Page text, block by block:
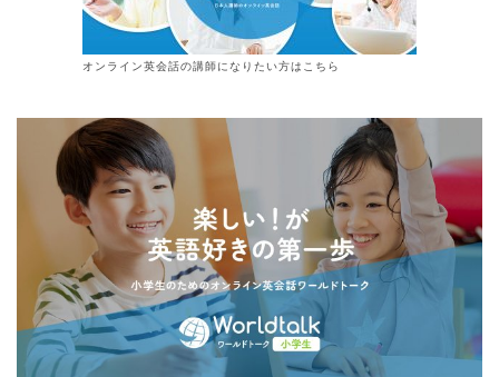
オンライン英会話の講師になりたい方はこちら